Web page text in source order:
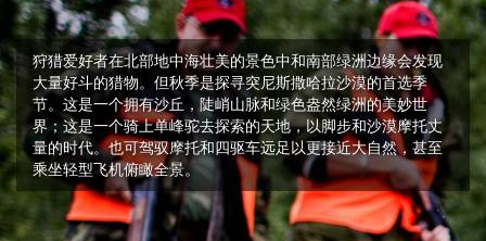
狩猎爱好者在北部地中海壮美的景色中和南部绿洲边缘会发现
大量好斗的猎物。但秋季是探寻突尼斯撒哈拉沙漠的首选季
节。这是一个拥有沙丘，陡峭山脉和绿色盎然绿洲的美妙世
界；这是一个骑上单峰驼去探索的天地，以脚步和沙漠摩托丈
量的时代。也可驾驭摩托和四驱车远足以更接近大自然，甚至
乘坐轻型飞机俯瞰全景。